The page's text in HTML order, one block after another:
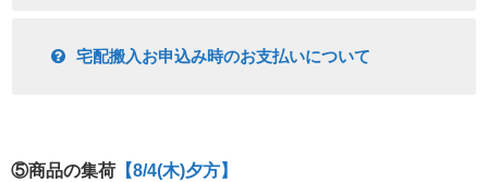
宅配搬入お申込み時のお支払いについて
⑤商品の集荷 【8/4(木)夕方】